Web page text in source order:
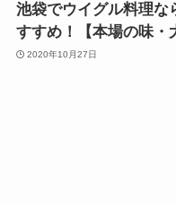
池袋でウイグル料理な
すすめ！【本場の味・
2020年10月27日